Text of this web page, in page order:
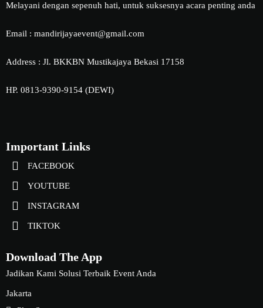
Melayani dengan sepenuh hati, untuk suksesnya acara penting anda
Email : mandirijayaevent@gmail.com
Address : Jl. BKKBN Mustikajaya Bekasi 17158
HP. 0813-9390-9154 (DEWI)
Important Links
FACEBOOK
YOUTUBE
INSTAGRAM
TIKTOK
Download The App
Jadikan Kami Solusi Terbaik Event Anda
Jakarta